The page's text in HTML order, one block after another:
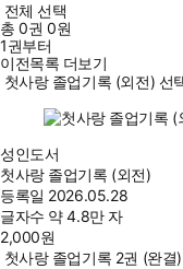
전체 선택
총0권 0원
1권부터
이전목록 더보기
첫사랑 졸업기록 (외전) 선
성인도서
첫사랑 졸업기록 (외전)
등록일 2026.05.28
글자수 약 4.8만 자
2,000원
첫사랑 졸업기록 2권 (완결